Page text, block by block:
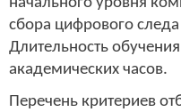
начального уровня
сбора цифрового
Длительность
академических часов.
Перечень критериев